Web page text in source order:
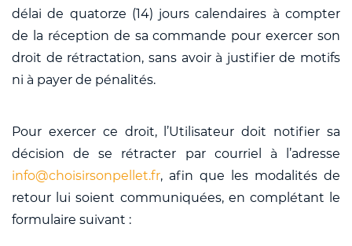
délai de quatorze (14) jours calendaires à compter
de la réception de sa commande pour exercer son
droit de rétractation, sans avoir à justifier de motifs
ni à payer de pénalités.
Pour exercer ce droit, l’Utilisateur doit notifier sa
décision de se rétracter par courriel à l’adresse
info@choisirsonpellet.fr, afin que les modalités de
retour lui soient communiquées, en complétant le
formulaire suivant :